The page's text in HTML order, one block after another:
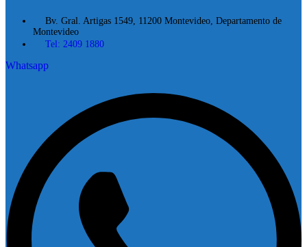
Bv. Gral. Artigas 1549, 11200 Montevideo, Departamento de
Montevideo
Tel: 2409 1880
Whatsapp